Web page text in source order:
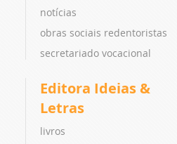
notícias
obras sociais redentoristas
secretariado vocacional
Editora Ideias &
Letras
livros